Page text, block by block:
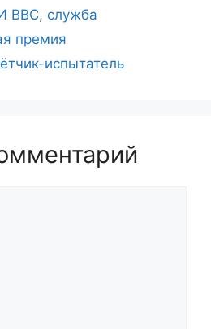
ВВС, служба
премия
испытатель